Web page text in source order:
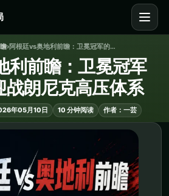
› 阿根廷vs奥地利前瞻：卫冕冠军的控球秩序迎战朗尼克高压体系
利前瞻：卫冕冠军
战朗尼克高压体系
年05月10日 10 分钟阅读 作者：一芸